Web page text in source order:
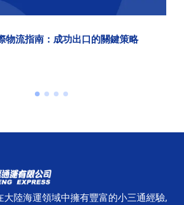
物流指南：成功出口的關鍵策略
陸海運領域中擁有豐富的小三通經驗,